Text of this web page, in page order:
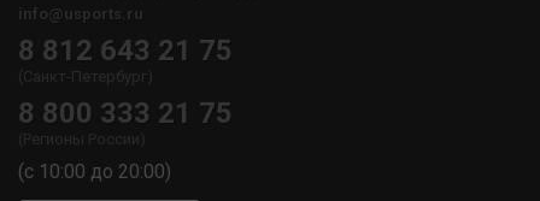
info@usports.ru
8 812 643 21 75
(Санкт-Петербург)
8 800 333 21 75
(Регионы России)
(с 10:00 до 20:00)